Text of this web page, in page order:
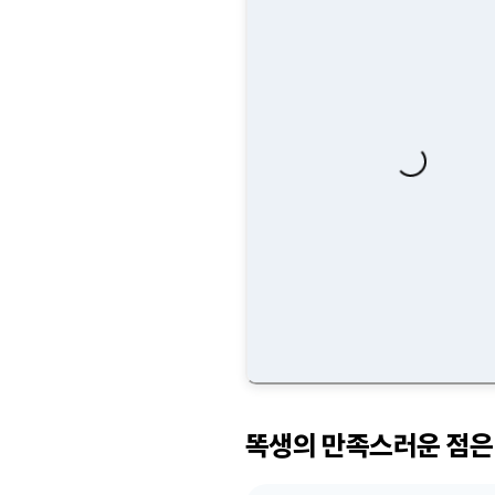
Loading...
똑생의 만족스러운 점